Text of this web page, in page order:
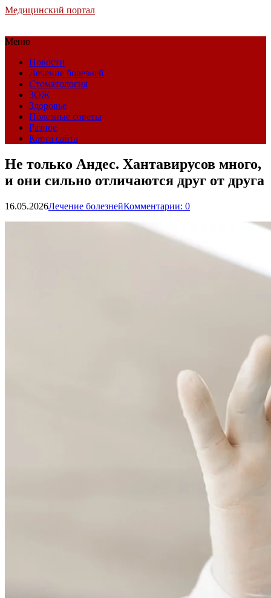
Медицинский портал
Меню
Новости
Лечение болезней
Стоматология
ЗОЖ
Здоровье
Полезные советы
Разное
Карта сайта
Не только Андес. Хантавирусов много,
и они сильно отличаются друг от друга
16.05.2026Лечение болезнейКомментарии: 0